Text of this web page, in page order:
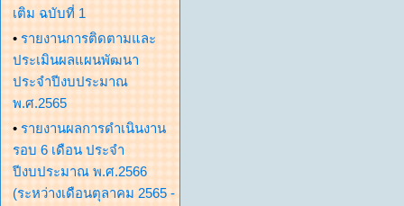
เติม ฉบับที่ 1
• รายงานการติดตามและ
ประเมินผลแผนพัฒนา
ประจำปีงบประมาณ
พ.ศ.2565
• รายงานผลการดำเนินงาน
รอบ 6 เดือน ประจำ
ปีงบประมาณ พ.ศ.2566
(ระหว่างเดือนตุลาคม 2565 -